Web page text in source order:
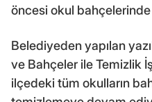
öncesi okul bahçelerinde
Belediyeden yapılan
ve Bahçeler ile Temizlik
ilçedeki tüm okulların